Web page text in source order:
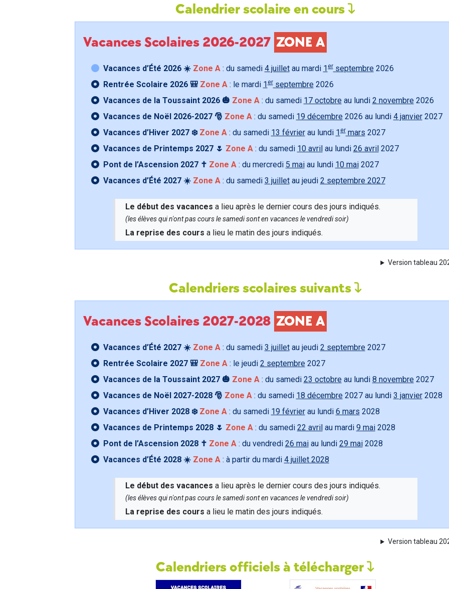
Calendrier scolaire en cours
Vacances Scolaires 2026-2027 ZONE A
Vacances d’Été 2026 ☀️ Zone A: du samedi 4 juilletau mardi 1 erseptembre 2026
Rentrée Scolaire 2026 🎒 Zone A: le mardi 1erseptembre 2026
Vacances de la Toussaint 2026 🎃 Zone A: du samedi 17 octobre au lundi 2 novembre 2026
Vacances de Noël 2026-2027 🎅 Zone A: du samedi 19 décembre 2026 au lundi 4 janvier2027
Vacances d’Hiver 2027 ❄️ Zone A: du samedi 13 févrierau lundi 1ermars 2027
Vacances de Printemps 2027 🌷 Zone A: du samedi 10 avril au lundi 26 avril 2027
Pont de l’Ascension 2027 ✝️ Zone A: du mercredi 5 maiau lundi 10 mai2027
Vacances d’Été 2027 ☀️ Zone A: du samedi 3 juilletau jeudi 2 septembre 2027
Le début des vacances a lieu après le dernier cours des jours indiqués.
(les élèves qui n'ont pas cours le samedi sont en vacances le vendredi soir)
La reprise des cours a lieu le matin des jours indiqués.
Version tableau
Calendriers scolaires suivants
Vacances Scolaires 2027-2028 ZONE A
Vacances d’Été 2027 ☀️ Zone A: du samedi 3 juilletau jeudi 2 septembre 2027
Rentrée Scolaire 2027 🎒 Zone A: le jeudi 2 septembre 2027
Vacances de la Toussaint 2027 🎃 Zone A: du samedi 23 octobre au lundi 8 novembre 2027
Vacances de Noël 2027-2028 🎅 Zone A: du samedi 18 décembre 2027 au lundi 3 janvier2028
Vacances d’Hiver 2028 ❄️ Zone A: du samedi 19 févrierau lundi 6 mars 2028
Vacances de Printemps 2028 🌷 Zone A: du samedi 22 avril au mardi 9 mai2028
Pont de l’Ascension 2028 ✝️ Zone A: du vendredi 26 maiau lundi 29 mai2028
Vacances d’Été 2028 ☀️ Zone A: à partir du mardi 4 juillet 2028
Le début des vacances a lieu après le dernier cours des jours indiqués.
(les élèves qui n'ont pas cours le samedi sont en vacances le vendredi soir)
La reprise des cours a lieu le matin des jours indiqués.
Version tableau
Calendriers officiels à télécharger